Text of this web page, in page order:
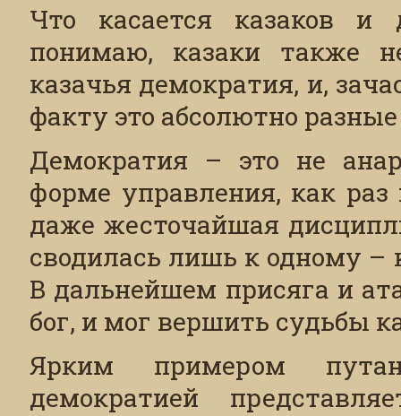
Что касается казаков и
понимаю, казаки также
казачья демократия, и,
факту это абсолютно
Демократия – это не
форме управления, как раз
даже жесточайшая
сводилась лишь к одному –
В дальнейшем присяга и
бог, и мог вершить судьбы
Ярким примером
демократией